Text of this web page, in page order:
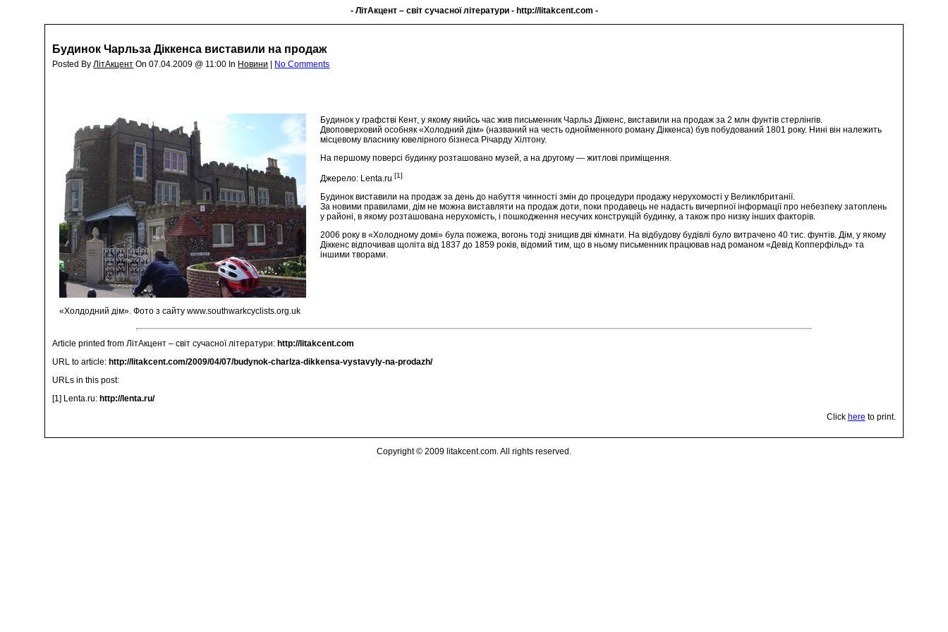
- ЛітАкцент – світ сучасної літератури - http://litakcent.com -
Будинок Чарльза Діккенса виставили на продаж
Posted ByЛітАкцент On 07.04.2009 @ 11:00 In Новини No Comments
«Холдодний дім». Фото з сайту www.southwarkcyclists.org.uk
Будинок у графстві Кент, у якому якийсь час жив письменник Чарльз Діккенс, виставили на продаж за 2 млн фунтів стерлінгів.
Двоповерховий особняк «Холодний дім» (названий на честь однойменного роману Діккенса) був побудований 1801 року. Нині він належить
місцевому власнику ювелірного бізнеса Річарду Хілтону.
На першому поверсі будинку розташовано музей, а на другому — житлові приміщення.
Джерело: Lenta.ru[1]
Будинок виставили на продаж за день до набуття чинності змін до процедури продажу нерухомості у Великлбританії.
За новими правилами, дім не можна виставляти на продаж доти, поки продавець не надасть вичерпної інформації про небезпеку затоплень
у районі, в якому розташована нерухомість, і пошкодження несучих конструкцій будинку, а також про низку інших факторів.
2006 року в «Холодному домі» була пожежа, вогонь тоді знищив дві кімнати. На відбудову будівлі було витрачено 40 тис. фунтів. Дім, у якому
Діккенс відпочивав щоліта від 1837 до 1859 років, відомий тим, що в ньому письменник працював над романом «Девід Копперфільд» та
іншими творами.
Article printed from ЛітАкцент – світ сучасної літератури: http://litakcent.com
URL to article: http://litakcent.com/2009/04/07/budynok-charlza-dikkensa-vystavyly-na-prodazh/
URLs in this post:
[1] Lenta.ru: http://lenta.ru/
Click here to print.
Copyright © 2009 litakcent.com. All rights reserved.